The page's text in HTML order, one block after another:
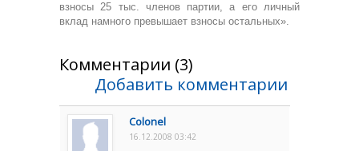
взносы 25 тыс. членов партии, а его личный
вклад намного превышает взносы остальных».
Комментарии (3)
Добавить комментарии
Colonel
16.12.2008 03:42